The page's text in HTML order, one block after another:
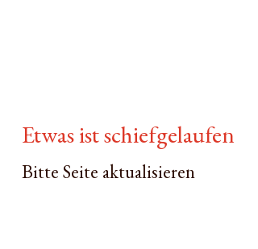
Etwas ist schiefgelaufen
Bitte Seite aktualisieren